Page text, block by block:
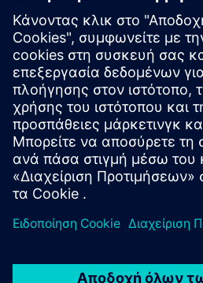
Bicycle helmet
product
months with NX
Εταιρεία: MET
Βιομηχανία: Consumer products
Τοποθεσία: Talamona, Sondrio,
Λογισμικό της Siemens: NX